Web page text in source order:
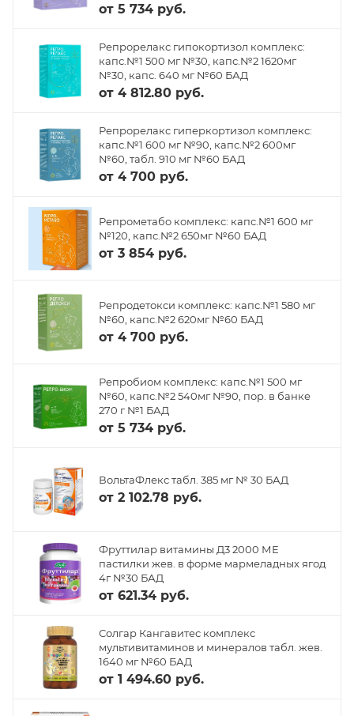
от 5 734 руб.
Репрорелакс гипокортизол комплекс:
капс.№1 500 мг №30, капс.№2 1620мг
№30, капс. 640 мг №60 БАД
от 4 812.80 руб.
Репрорелакс гиперкортизол комплекс:
капс.№1 600 мг №90, капс.№2 600мг
№60, табл. 910 мг №60 БАД
от 4 700 руб.
Репрометабо комплекс: капс.№1 600 мг
№120, капс.№2 650мг №60 БАД
от 3 854 руб.
Репродетокси комплекс: капс.№1 580 мг
№60, капс.№2 620мг №60 БАД
от 4 700 руб.
Репробиом комплекс: капс.№1 500 мг
№60, капс.№2 540мг №90, пор. в банке
270 г №1 БАД
от 5 734 руб.
ВольтаФлекс табл. 385 мг № 30 БАД
от 2 102.78 руб.
Фруттилар витамины Д3 2000 МЕ
пастилки жев. в форме мармеладных ягод
4г №30 БАД
от 621.34 руб.
Солгар Кангавитес комплекс
мультивитаминов и минералов табл. жев.
1640 мг №60 БАД
от 1 494.60 руб.